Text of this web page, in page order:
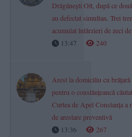
Drăgănești Olt, după ce
au defectat simultan. Trei
acumulat întârzieri de zeci
13:47
240
Arest la domiciliu cu brățară
pentru o constănțeancă
Curtea de Apel Constanța a
de arestare preventivă
13:36
267